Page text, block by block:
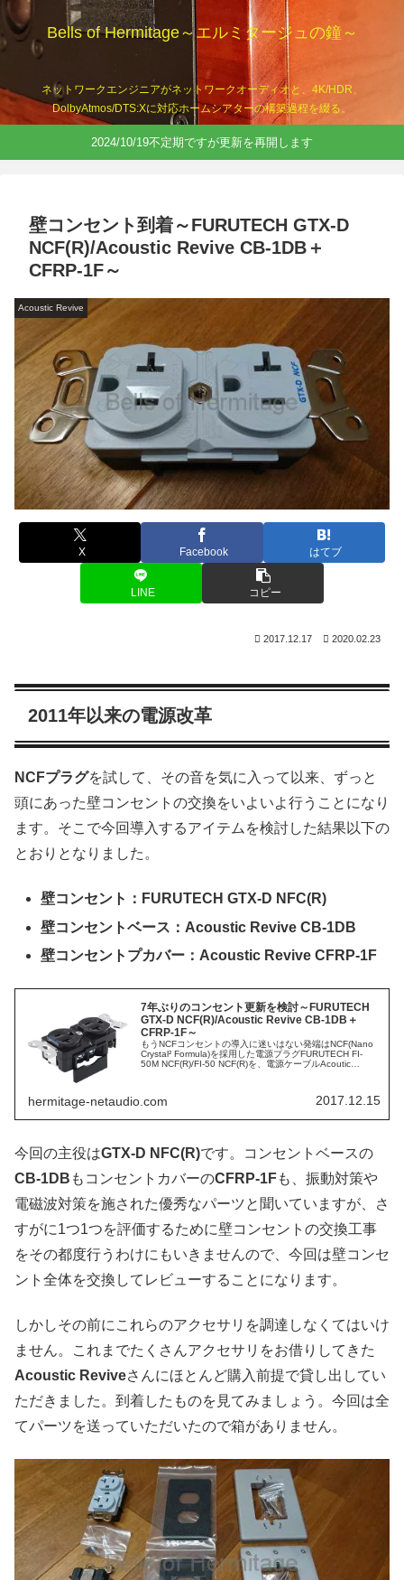
Bells of Hermitage～エルミタージュの鐘～
ネットワークエンジニアがネットワークオーディオと、4K/HDR、
DolbyAtmos/DTS:Xに対応ホームシアターの構築過程を綴る。
2024/10/19不定期ですが更新を再開します
壁コンセント到着～FURUTECH GTX-D
NCF(R)/Acoustic Revive CB-1DB＋
CFRP-1F～
Acoustic Revive
X Facebook はてブ
LINE コピー
2017.12.17 2020.02.23
2011年以来の電源改革
NCFプラグを試して、その音を気に入って以来、ずっと
頭にあった壁コンセントの交換をいよいよ行うことになり
ます。そこで今回導入するアイテムを検討した結果以下の
とおりとなりました。
壁コンセント：FURUTECH GTX-D NFC(R)
壁コンセントベース：Acoustic Revive CB-1DB
壁コンセントプカバー：Acoustic Revive CFRP-1F
7年ぶりのコンセント更新を検討～FURUTECH
GTX-D NCF(R)/Acoustic Revive CB-1DB＋
CFRP-1F～
もうNCFコンセントの導入に迷いはない発端はNCF(Nano
Crystal² Formula)を採用した電源プラグFURUTECH FI-
50M NCF(R)/FI-50 NCF(R)を、電源ケーブルAcoutic
hermitage-netaudio.com 2017.12.15
今回の主役はGTX-D NFC(R)です。コンセントベースの
CB-1DB もコンセントカバーのCFRP-1Fも、振動対策や
電磁波対策を施された優秀なパーツと聞いていますが、さ
すがに1つ1つを評価するために壁コンセントの交換工事
をその都度行うわけにもいきませんので、今回は壁コンセ
ント全体を交換してレビューすることになります。
しかしその前にこれらのアクセサリを調達しなくてはいけ
ません。これまでたくさんアクセサリをお借りしてきた
Acoustic Reviveさんにほとんど購入前提で貸し出してい
ただきました。到着したものを見てみましょう。今回は全
てパーツを送っていただいたので箱がありません。